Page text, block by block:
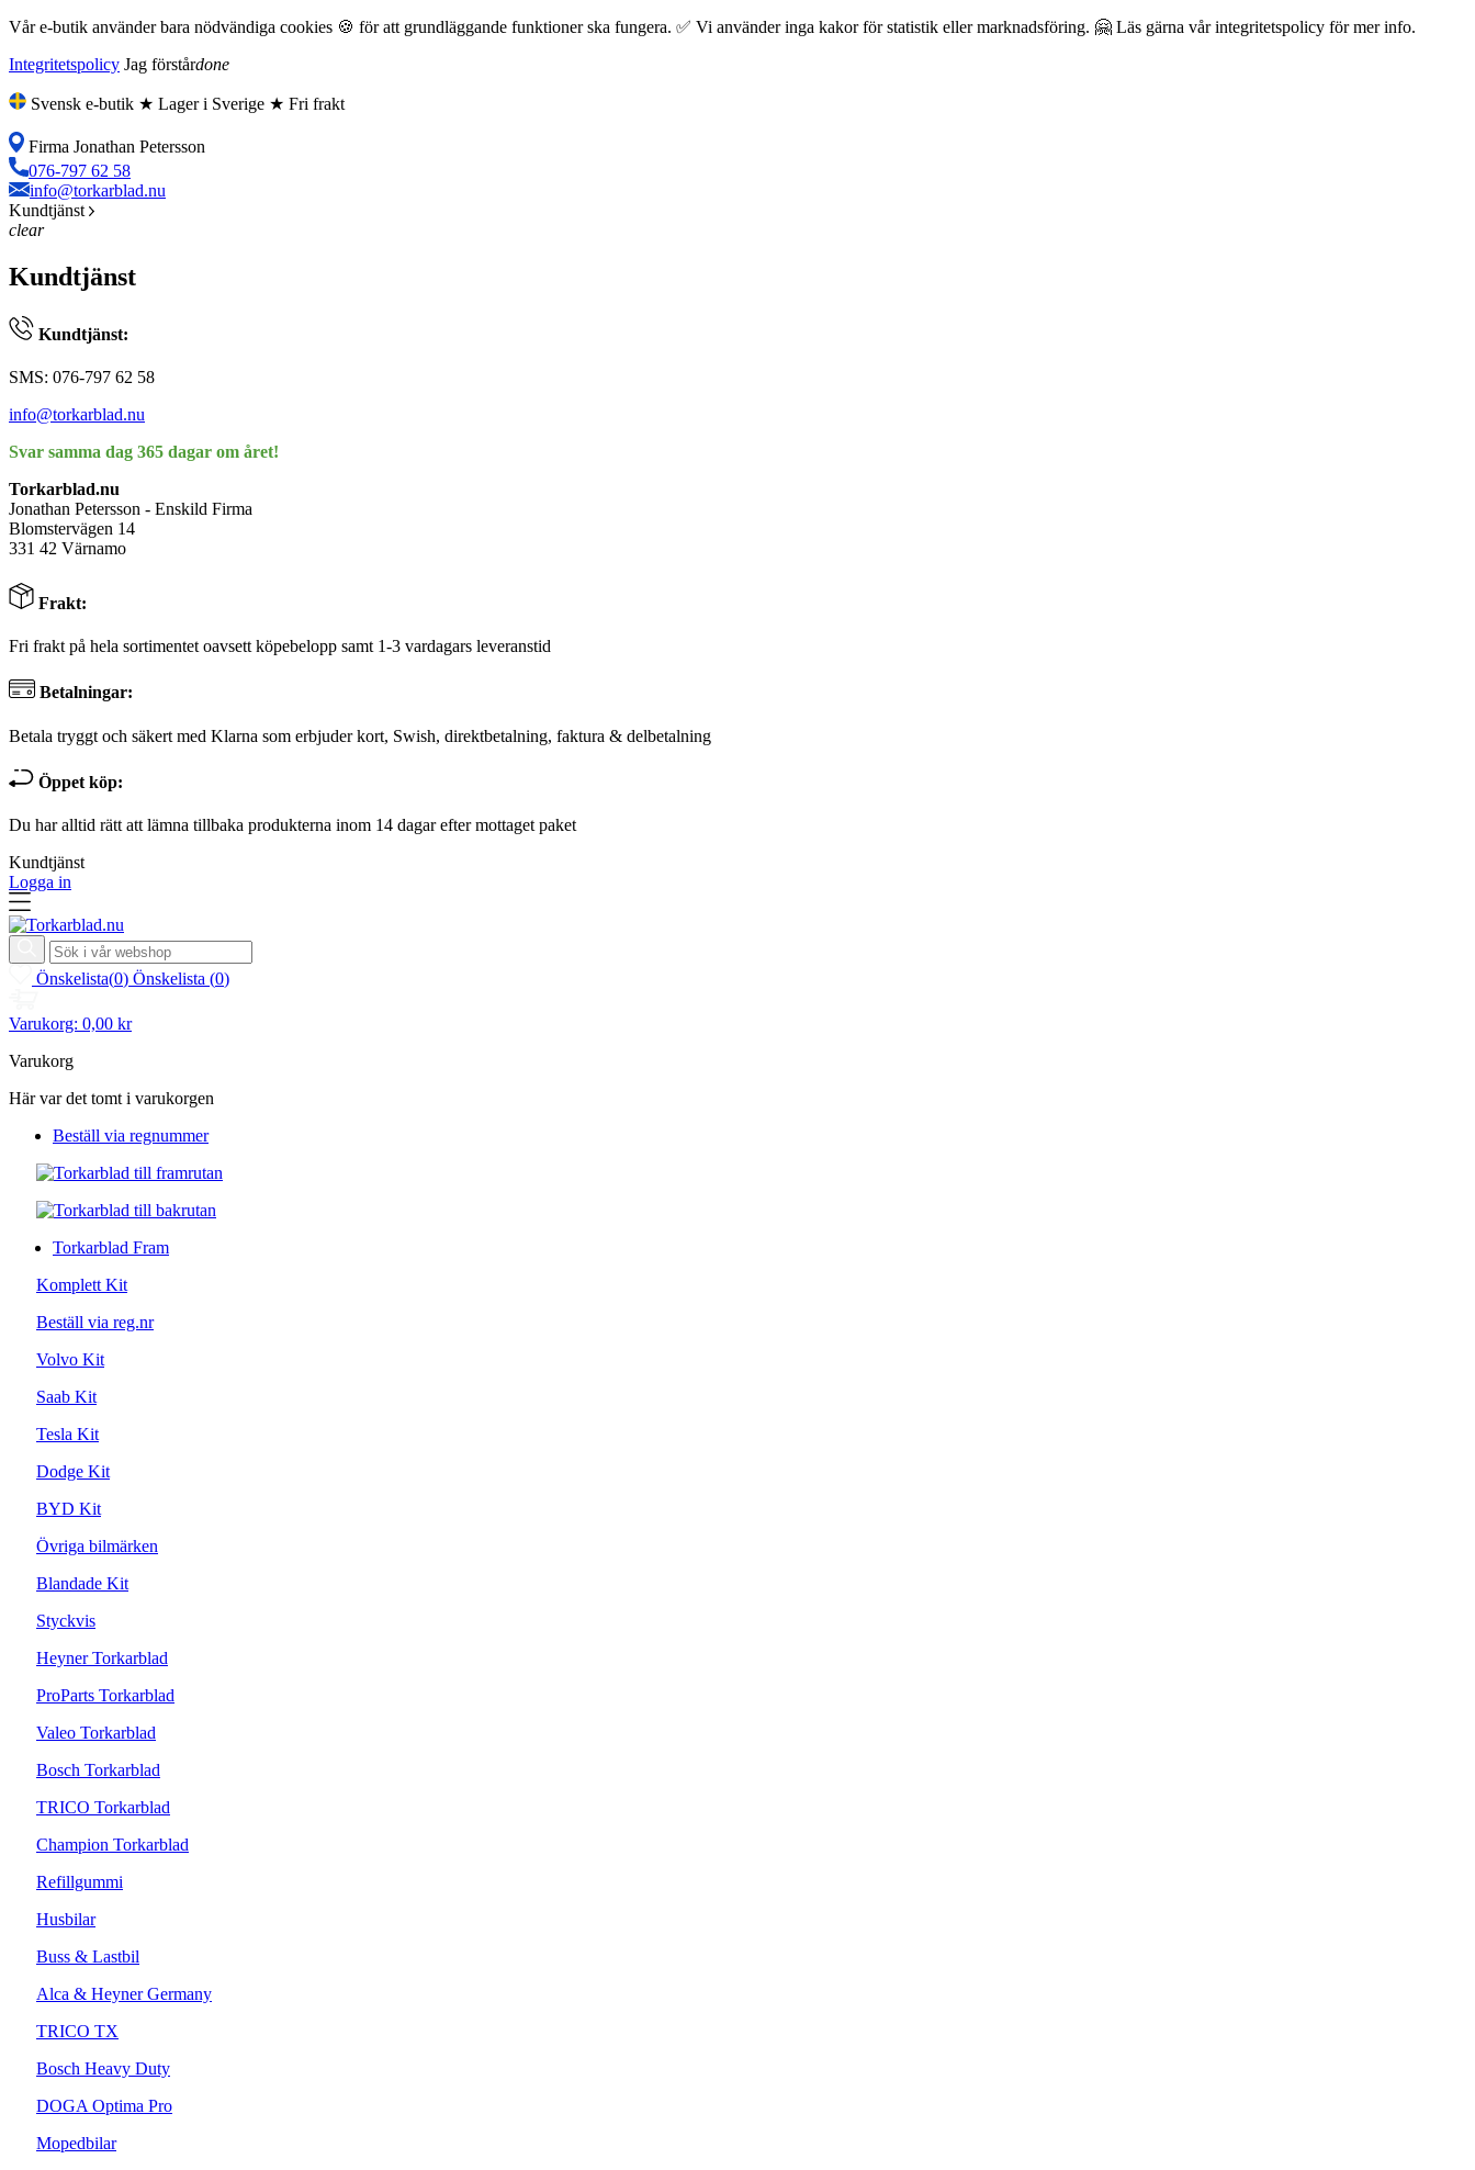
Vår e-butik använder bara nödvändiga cookies 🍪 för att grundläggande funktioner ska fungera. ✅ Vi använder inga kakor för statistik eller marknadsföring. 🤗 Läs gärna vår integritetspolicy för mer info.
Integritetspolicy Jag förstårdone
Svensk e-butik ★ Lager i Sverige ★ Fri frakt
Firma Jonathan Petersson
076-797 62 58
info@torkarblad.nu
Kundtjänst
clear
Kundtjänst
Kundtjänst:
SMS: 076-797 62 58
info@torkarblad.nu
Svar samma dag 365 dagar om året!
Torkarblad.nu
Jonathan Petersson - Enskild Firma
Blomstervägen 14
331 42 Värnamo
Frakt:
Fri frakt på hela sortimentet oavsett köpebelopp samt 1-3 vardagars leveranstid
Betalningar:
Betala tryggt och säkert med Klarna som erbjuder kort, Swish, direktbetalning, faktura & delbetalning
Öppet köp:
Du har alltid rätt att lämna tillbaka produkterna inom 14 dagar efter mottaget paket
Kundtjänst
Logga in
Önskelista(0) Önskelista (0)
Varukorg: 0,00 kr
Varukorg
Här var det tomt i varukorgen
Beställ via regnummer
Torkarblad Fram
Komplett Kit
Beställ via reg.nr
Volvo Kit
Saab Kit
Tesla Kit
Dodge Kit
BYD Kit
Övriga bilmärken
Blandade Kit
Styckvis
Heyner Torkarblad
ProParts Torkarblad
Valeo Torkarblad
Bosch Torkarblad
TRICO Torkarblad
Champion Torkarblad
Refillgummi
Husbilar
Buss & Lastbil
Alca & Heyner Germany
TRICO TX
Bosch Heavy Duty
DOGA Optima Pro
Mopedbilar